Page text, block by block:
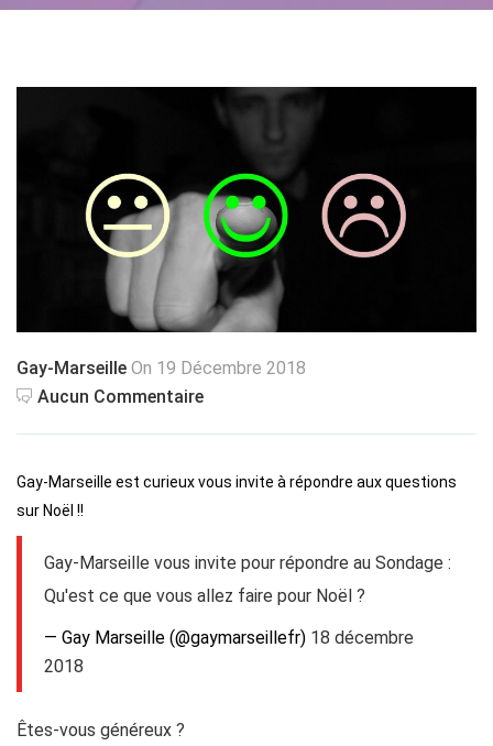
Gay-Marseille On 19 Décembre 2018
Aucun Commentaire
Gay-Marseille est curieux vous invite à répondre aux questions
sur Noël !!
Gay-Marseille vous invite pour répondre au Sondage :
Qu'est ce que vous allez faire pour Noël ?
— Gay Marseille (@gaymarseillefr) 18 décembre
2018
Êtes-vous généreux ?